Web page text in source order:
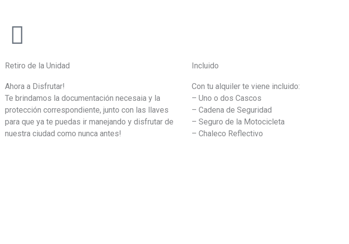
Retiro de la Unidad
Ahora a Disfrutar!
Te brindamos la documentación necesaia y la
protección correspondiente, junto con las llaves
para que ya te puedas ir manejando y disfrutar de
nuestra ciudad como nunca antes!
Incluido
Con tu alquiler te viene incluido:
– Uno o dos Cascos
– Cadena de Seguridad
– Seguro de la Motocicleta
– Chaleco Reflectivo